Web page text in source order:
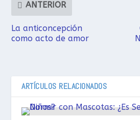
ANTERIOR
La anticoncepción
como acto de amor
ARTÍCULOS RELACIONADOS